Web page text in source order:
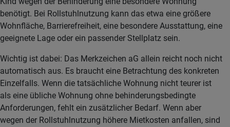
benötigt. Bei Rollstuhlnutzung kann das etwa eine größere
Wohnfläche, Barrierefreiheit, eine besondere Ausstattung, eine
geeignete Lage oder ein passender Stellplatz sein.
Wichtig ist dabei: Das Merkzeichen aG allein reicht noch nicht
automatisch aus. Es braucht eine Betrachtung des konkreten
Einzelfalls. Wenn die tatsächliche Wohnung nicht teurer ist
als eine übliche Wohnung ohne behinderungsbedingte
Anforderungen, fehlt ein zusätzlicher Bedarf. Wenn aber
wegen der Rollstuhlnutzung höhere Mietkosten anfallen, sind